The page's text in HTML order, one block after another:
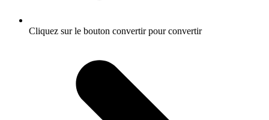
Cliquez sur le bouton convertir pour convertir